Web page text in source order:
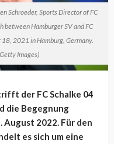
Schroeder, Sports Director of FC
between Hamburger SV and FC
2021 in Hamburg, Germany.
Images)
der FC Schalke 04
die Begegnung
August 2022. Für den
es sich um eine